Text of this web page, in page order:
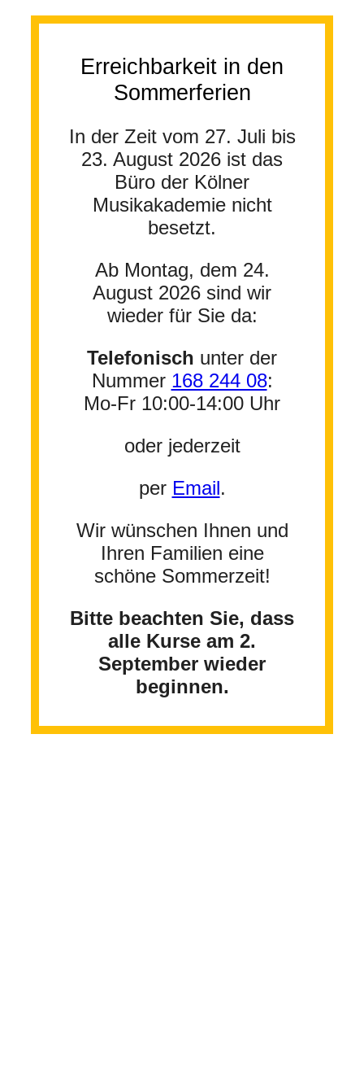
Erreichbarkeit in den
Sommerferien
In der Zeit vom 27. Juli bis
23. August 2026 ist das
Büro der Kölner
Musikakademie nicht
besetzt.
Ab Montag, dem 24.
August 2026 sind wir
wieder für Sie da:
Telefonisch unter der
Nummer 168 244 08:
Mo-Fr 10:00-14:00 Uhr
oder jederzeit
per Email.
Wir wünschen Ihnen und
Ihren Familien eine
schöne Sommerzeit!
Bitte beachten Sie, dass
alle Kurse am 2.
September wieder
beginnen.